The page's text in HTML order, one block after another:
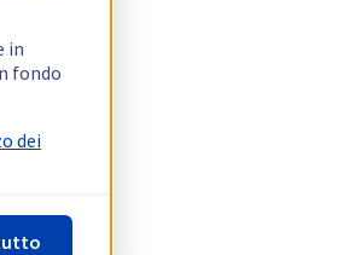
in
fondo
dei